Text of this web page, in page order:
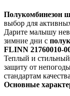
Полукомбинезон
выбор для
Дарите малышу
зимние дни с
FLINN 21760010-
Теплый и
защиту от
стандартам
Основные